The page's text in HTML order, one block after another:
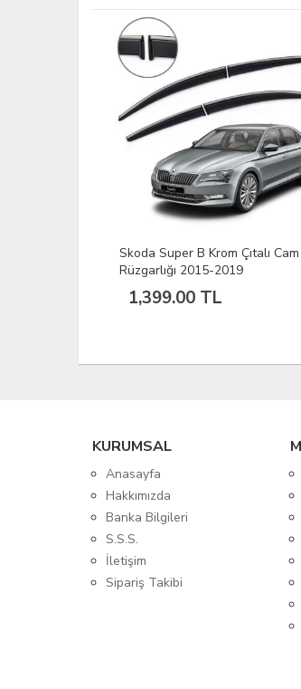
Volkswagen Golf 4 Mugen Cam
Rüzgarlığı 98/04
799.00 TL
KURUMSAL
Anasayfa
Hakkımızda
Banka Bilgileri
S.S.S.
İletişim
Sipariş Takibi